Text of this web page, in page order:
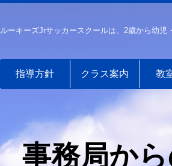
ルーキーズJrサッカースクールは、2歳から幼
指導方針 クラス案内 教
事務局か